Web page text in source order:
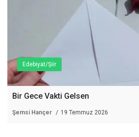
Edebiyat/Şiir
Bir Gece Vakti Gelsen
Şemsi Hançer 19 Temmuz 2026